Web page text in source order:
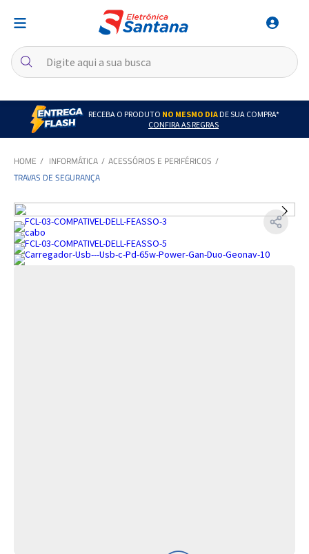
RECEBA O PRODUTO NO MESMO DIADE SUA COMPRA*
CONFIRA AS REGRAS
INFORMÁTICA
ACESSÓRIOS E PERIFÉRICOS
TRAVAS DE SEGURANÇA